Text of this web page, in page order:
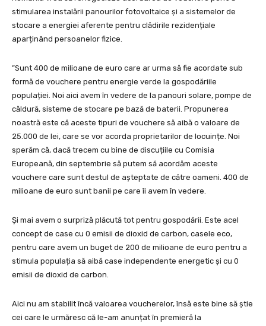
stimularea instalării panourilor fotovoltaice și a sistemelor de
stocare a energiei aferente pentru clădirile rezidențiale
aparținând persoanelor fizice.
”Sunt 400 de milioane de euro care ar urma să fie acordate sub
formă de vouchere pentru energie verde la gospodăriile
populației. Noi aici avem în vedere de la panouri solare, pompe de
căldură, sisteme de stocare pe bază de baterii. Propunerea
noastră este că aceste tipuri de vouchere să aibă o valoare de
25.000 de lei, care se vor acorda proprietarilor de locuințe. Noi
sperăm că, dacă trecem cu bine de discuțiile cu Comisia
Europeană, din septembrie să putem să acordăm aceste
vouchere care sunt destul de așteptate de către oameni. 400 de
milioane de euro sunt banii pe care îi avem în vedere.
Și mai avem o surpriză plăcută tot pentru gospodării. Este acel
concept de case cu 0 emisii de dioxid de carbon, casele eco,
pentru care avem un buget de 200 de milioane de euro pentru a
stimula populația să aibă case independente energetic și cu 0
emisii de dioxid de carbon.
Aici nu am stabilit încă valoarea voucherelor, însă este bine să știe
cei care le urmăresc că le-am anunțat în premieră la